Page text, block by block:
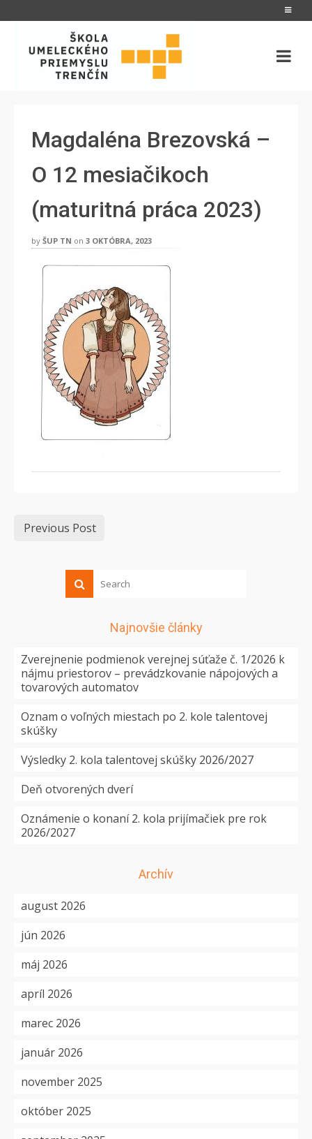
Magdaléna Brezovská –
O 12 mesiačikoch
(maturitná práca 2023)
by ŠUP TN on 3 OKTÓBRA, 2023
Previous Post
Najnovšie články
Zverejnenie podmienok verejnej súťaže č. 1/2026 k
nájmu priestorov – prevádzkovanie nápojových a
tovarových automatov
Oznam o voľných miestach po 2. kole talentovej
skúšky
Výsledky 2. kola talentovej skúšky 2026/2027
Deň otvorených dverí
Oznámenie o konaní 2. kola prijímačiek pre rok
2026/2027
Archív
august 2026
jún 2026
máj 2026
apríl 2026
marec 2026
január 2026
november 2025
október 2025